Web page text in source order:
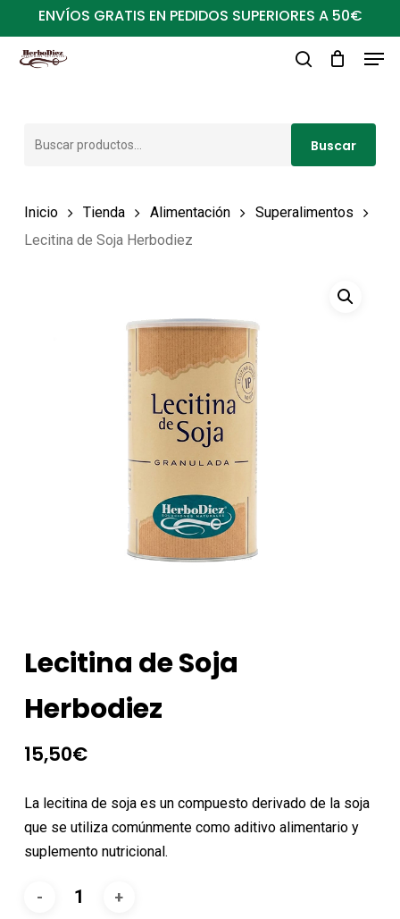
al
contenido
ENVÍOS GRATIS EN PEDIDOS SUPERIORES A 50€
Buscar
Inicio Tienda Alimentación
Superalimentos
Lecitina de Soja Herbodiez
Lecitina de Soja
Herbodiez
15,50€
La lecitina de soja es un compuesto derivado de la soja
que se utiliza comúnmente como aditivo alimentario y
suplemento nutricional.
Close